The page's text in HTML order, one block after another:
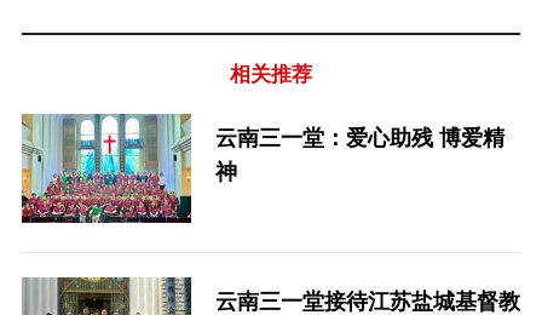
相关推荐
云南三一堂：爱心助残 博爱精
神
云南三一堂接待江苏盐城基督教